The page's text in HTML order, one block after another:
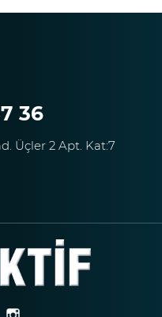
36
Üçler 2 Apt. Kat:7